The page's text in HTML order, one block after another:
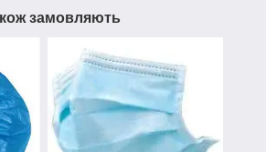
замовляють